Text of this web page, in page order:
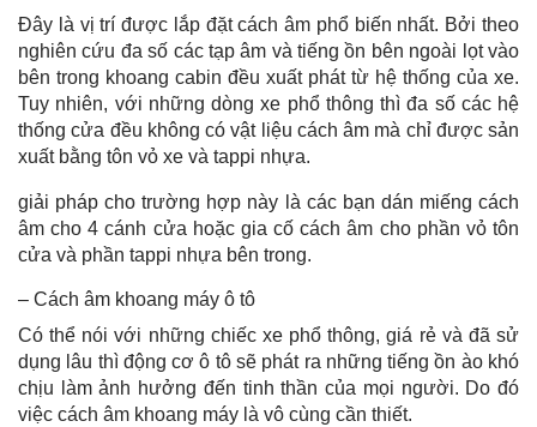
Đây là vị trí được lắp đặt cách âm phổ biến nhất. Bởi theo
nghiên cứu đa số các tạp âm và tiếng ồn bên ngoài lọt vào
bên trong khoang cabin đều xuất phát từ hệ thống của xe.
Tuy nhiên, với những dòng xe phổ thông thì đa số các hệ
thống cửa đều không có vật liệu cách âm mà chỉ được sản
xuất bằng tôn vỏ xe và tappi nhựa.
giải pháp cho trường hợp này là các bạn dán miếng cách
âm cho 4 cánh cửa hoặc gia cố cách âm cho phần vỏ tôn
cửa và phần tappi nhựa bên trong.
– Cách âm khoang máy ô tô
Có thể nói với những chiếc xe phổ thông, giá rẻ và đã sử
dụng lâu thì động cơ ô tô sẽ phát ra những tiếng ồn ào khó
chịu làm ảnh hưởng đến tinh thần của mọi người. Do đó
việc cách âm khoang máy là vô cùng cần thiết.